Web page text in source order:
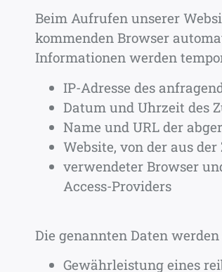
Beim Aufrufen unserer
kommenden Browser
Informationen werden
IP-Adresse des
Datum und Uhrzeit des
Name und URL der
Website, von der aus
verwendeter Browser
Access-Providers
Die genannten Daten
Gewährleistung eines